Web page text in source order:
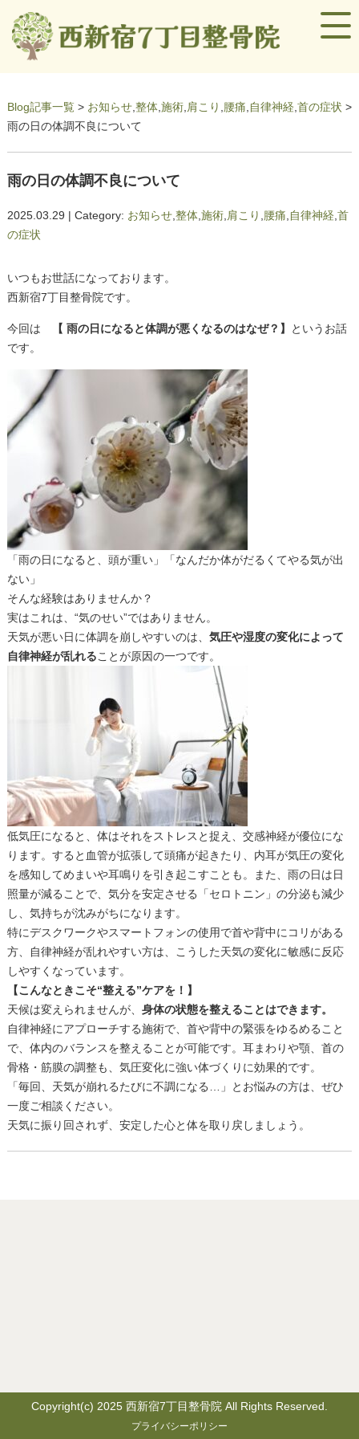
Blog記事一覧> お知らせ, 整体, 施術, 肩こり 腰痛 自律神経 首の症状 >
雨の日の体調不良について
雨の日の体調不良について
2025.03.29 | Category: お知らせ, 整体, 施術, 肩こり 腰痛 自律神経 首
の症状
いつもお世話になっております。
西新宿7丁目整骨院です。
今回は 【 雨の日になると体調が悪くなるのはなぜ？】
というお話
です。
「雨の日になると、頭が重い」「なんだか体がだるくてやる気が出
ない」
そんな経験はありませんか？
実はこれは、“気のせい”ではありません。
天気が悪い日に体調を崩しやすいのは、 気圧や湿度の変化によって
自律神経が乱れることが原因の一つです。
低気圧になると、体はそれをストレスと捉え、 交感神経が優位にな
ります。 すると血管が拡張して頭痛が起きたり、 内耳が気圧の変化
を感知してめまいや耳鳴りを引き起こすことも。
また、雨の日は日
照量が減ることで、気分を安定させる「セロトニン」の分泌も減少
し、気持ちが沈みがちになります。
特にデスクワークやスマートフォンの使用で首や背中にコリがある
方、自律神経が乱れやすい方は、
こうした天気の変化に敏感に反応
しやすくなっています。
【こんなときこそ“整える”ケアを！】
天候は変えられませんが、 身体の状態を整えることはできます。
自律神経にアプローチする施術で、 首や背中の緊張をゆるめること
で、 体内のバランスを整えることが可能です。耳まわりや顎、 首の
骨格・筋膜の調整も、気圧変化に強い体づくりに効果的です。
「毎回、天気が崩れるたびに不調になる…」とお悩みの方は、 ぜひ
一度ご相談ください。
天気に振り回されず、安定した心と体を取り戻しましょう。
Copyright(c) 2025 西新宿7丁目整骨院 All Rights Reserved.
プライバシーポリシー